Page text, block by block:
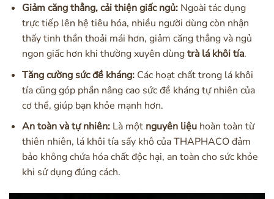
Giảm căng thẳng, cải thiện giấc ngủ:Ngoài tác dụng
trực tiếp lên hệ tiêu hóa, nhiều người dùng còn nhận
thấy tinh thần thoải mái hơn, giảm căng thẳng và ngủ
ngon giấc hơn khi thường xuyên dùngtrà lá khôi tía.
Tăng cường sức đề kháng:Các hoạt chất trong lá khôi
tía cũng góp phần nâng cao sức đề kháng tự nhiên của
cơ thể, giúp bạn khỏe mạnh hơn.
An toàn và tự nhiên:Là một nguyên liệuhoàn toàn từ
thiên nhiên, lá khôi tía sấy khô của THAPHACO đảm
bảo không chứa hóa chất độc hại, an toàn cho sức khỏe
khi sử dụng đúng cách.